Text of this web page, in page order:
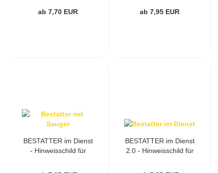
ab 7,70 EUR
ab 7,95 EUR
BESTATTER im Dienst
- Hinweisschild für
BESTATTER im Dienst
2.0 - Hinweisschild für